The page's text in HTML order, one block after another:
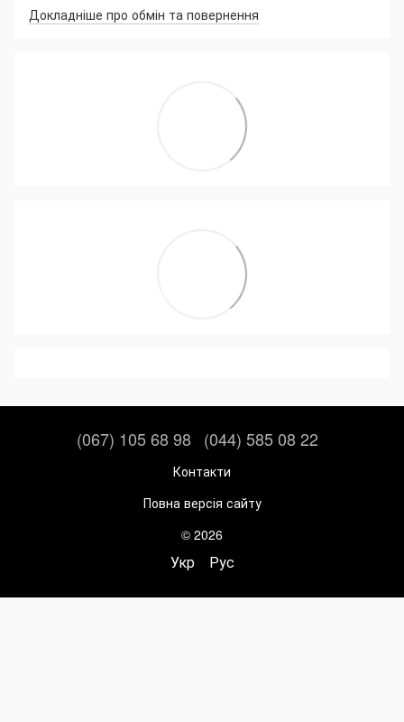
Докладніше про обмін та повернення
(067) 105 68 98 (044) 585 08 22
Контакти
Повна версія сайту
© 2026
Укр Рус